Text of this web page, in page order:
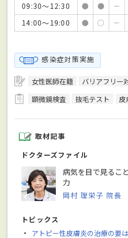
09:30～12:30
● ● －
14:00～19:00
● ○ －
感染症対策実施
女性医師在籍 バリアフリー
顕微鏡検査
抜毛テスト 皮
取材記事
ドクターズファイル
病気を目で見るこ
力
岡村 理栄子 院長
トピックス
・ アトピー性皮膚炎の治療の要